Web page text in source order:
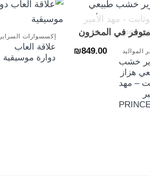
في المخزون
المواليد
خشب
هزاز
– مهد
₪849.00
إكسسوارات السراير
علاقة العاب
دوارة موسيقية